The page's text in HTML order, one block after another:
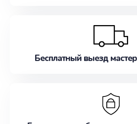
Бесплатный выезд